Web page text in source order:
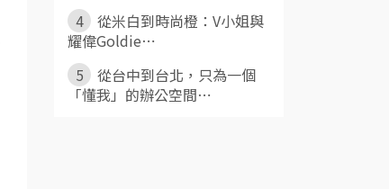
4
從米白到時尚橙：V小姐與
耀偉Goldie⋯
5
從台中到台北，只為一個
「懂我」的辦公空間⋯